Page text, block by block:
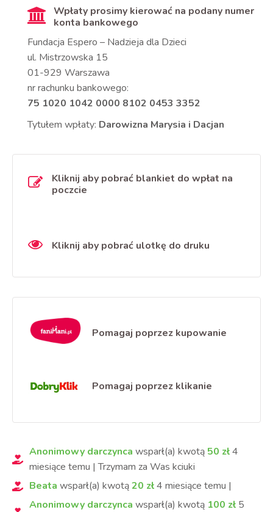
Wpłaty prosimy kierować na podany numer
konta bankowego
Fundacja Espero – Nadzieja dla Dzieci
ul. Mistrzowska 15
01-929 Warszawa
nr rachunku bankowego:
75 1020 1042 0000 8102 0453 3352
Tytułem wpłaty: Darowizna Marysia i Dacjan
Kliknij aby pobrać blankiet do wpłat na
poczcie
Kliknij aby pobrać ulotkę do druku
Pomagaj poprzez kupowanie
Pomagaj poprzez klikanie
Anonimowy darczynca wsparł(a) kwotą 50 zł 4
miesiące temu |Trzymam za Was kciuki
Beata wsparł(a) kwotą20 zł 4 miesiące temu |
Anonimowy darczynca wsparł(a) kwotą 100 zł 5